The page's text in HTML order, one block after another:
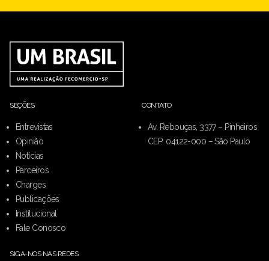
SEÇÕES
Entrevistas
Opinião
Notícias
Parceiros
Charges
Publicações
Institucional
Fale Conosco
CONTATO
Av. Rebouças, 3377 – Pinheiros
CEP: 04122-000 – São Paulo
SIGA-NOS NAS REDES